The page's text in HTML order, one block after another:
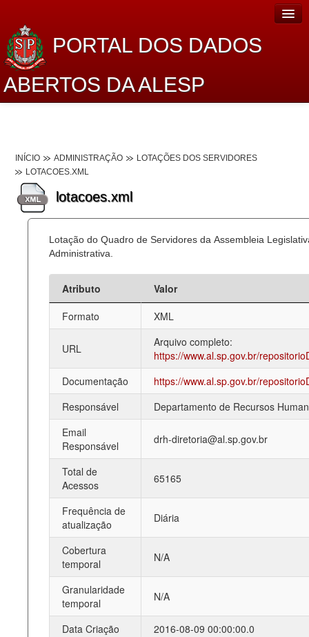
PORTAL DOS DADOS
ABERTOS DA ALESP
Dados Abertos Alesp
Lei de Acesso à Informação
Dados Governamentais Abertos
Planejamento
Catálogo de dados
Processo Legislativo
Deputados Estaduais
Legislação
Perguntas frequentes
INÍCIO ADMINISTRAÇÃO
LOTAÇÕES DOS SERVIDORES
LOTACOES.XML
lotacoes.xml
Lotação do Quadro de Servidores da Assembleia
Administrativa.
Atributo
Valor
Formato
XML
URL
Arquivo completo:
https://www.al.sp.gov.br/
Documentação
https://www.al.sp.gov.br/
Responsável
Departamento de Recursos
Email
Responsável
drh-diretoria@al.sp.gov.br
Total de
Acessos
65165
Frequência de
atualização
Diária
Cobertura
temporal
N/A
Granularidade
temporal
N/A
Data Criação
2016-08-09 00:00:00.0